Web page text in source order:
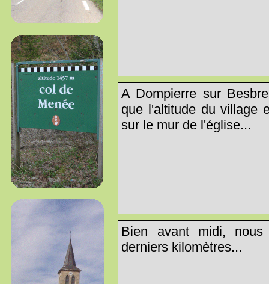
A Dompierre sur
que l'altitude du village
sur le mur de l'église...
Bien avant midi,
derniers kilomètres...